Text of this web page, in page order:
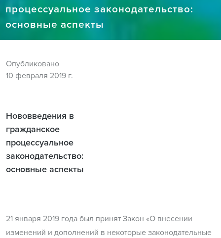
процессуальное законодательство:
основные аспекты
Опубликовано
10 февраля 2019 г.
Нововведения в
гражданское
процессуальное
законодательство:
основные аспекты
21 января 2019 года был принят Закон «О внесении
изменений и дополнений в некоторые законодательные